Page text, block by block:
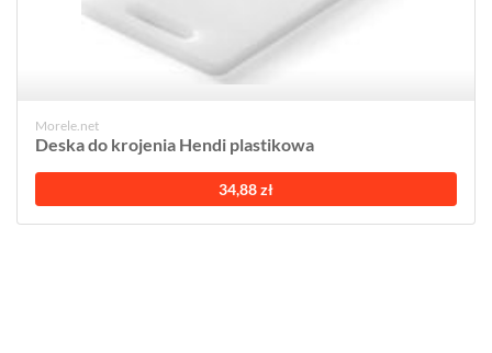
Morele.net
Deska do krojenia Hendi plastikowa
34,88 zł